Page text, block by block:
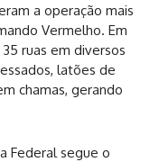
a operação mais
Vermelho. Em
ruas em diversos
latões de
chamas, gerando
Federal segue o